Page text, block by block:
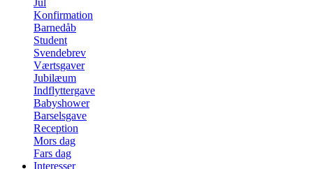
Konfirmation
Barnedåb
Student
Svendebrev
Værtsgaver
Jubilæum
Indflyttergave
Babyshower
Barselsgave
Reception
Mors dag
Fars dag
Interesser